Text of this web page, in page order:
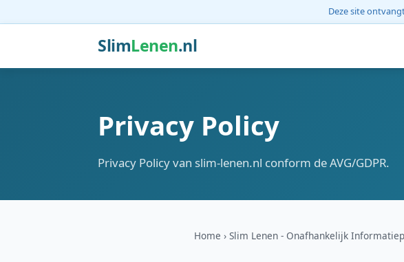
Deze site
SlimLenen.nl
Privacy Policy
Privacy Policy van slim-lenen.nl conform de AVG/GDPR.
Home Slim Lenen - Onafhankelijk